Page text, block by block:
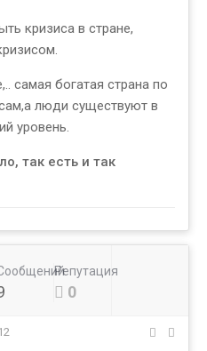
кризиса в стране,
самая богатая страна по
люди существуют в
уровень.
так есть и так
Репутация
0